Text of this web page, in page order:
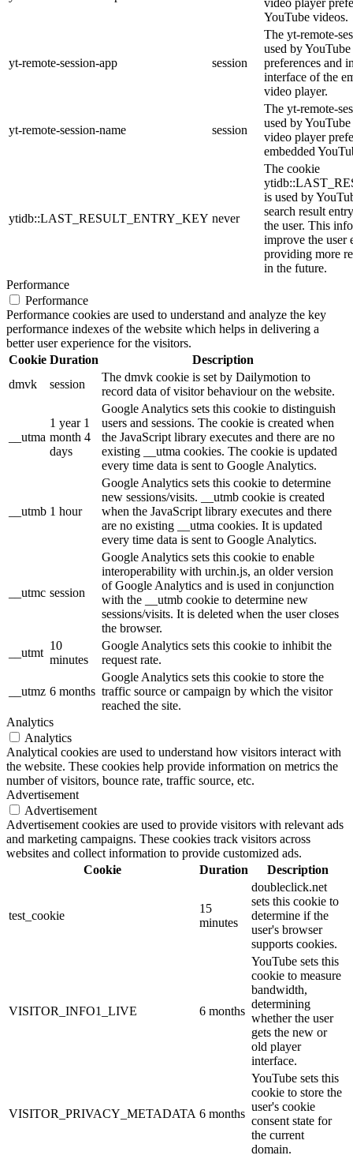
video player
YouTube videos.
yt-remote-session-app session
The yt-remote-
used by
preferences and
interface of the
video player.
yt-remote-session-name session
The yt-remote-
used by
video player
embedded
ytidb::LAST_RESULT_ENTRY_KEY never
The cookie
is used by
search result
the user. This
improve the user
providing more
in the future.
Performance
Performance
Performance cookies are used to understand and analyze the key
performance indexes of the website which helps in delivering a
better user experience for the visitors.
Cookie Duration
Description
dmvk
session
The dmvk cookie is set by Dailymotion to
record data of visitor behaviour on the website.
__utma
1 year 1
month 4
days
Google Analytics sets this cookie to distinguish
users and sessions. The cookie is created when
the JavaScript library executes and there are no
existing __utma cookies. The cookie is updated
every time data is sent to Google Analytics.
__utmb 1 hour
Google Analytics sets this cookie to determine
new sessions/visits. __utmb cookie is created
when the JavaScript library executes and there
are no existing __utma cookies. It is updated
every time data is sent to Google Analytics.
__utmc session
Google Analytics sets this cookie to enable
interoperability with urchin.js, an older version
of Google Analytics and is used in conjunction
with the __utmb cookie to determine new
sessions/visits. It is deleted when the user closes
the browser.
__utmt
10
minutes
Google Analytics sets this cookie to inhibit the
request rate.
__utmz 6 months
Google Analytics sets this cookie to store the
traffic source or campaign by which the visitor
reached the site.
Analytics
Analytics
Analytical cookies are used to understand how visitors interact with
the website. These cookies help provide information on metrics the
number of visitors, bounce rate, traffic source, etc.
Advertisement
Advertisement
Advertisement cookies are used to provide visitors with relevant ads
and marketing campaigns. These cookies track visitors across
websites and collect information to provide customized ads.
Cookie
Duration Description
test_cookie
15
minutes
doubleclick.net
sets this cookie to
determine if the
user's browser
supports cookies.
VISITOR_INFO1_LIVE 6 months
YouTube sets this
cookie to measure
bandwidth,
determining
whether the user
gets the new or
old player
interface.
VISITOR_PRIVACY_METADATA 6 months
YouTube sets this
cookie to store the
user's cookie
consent state for
the current
domain.